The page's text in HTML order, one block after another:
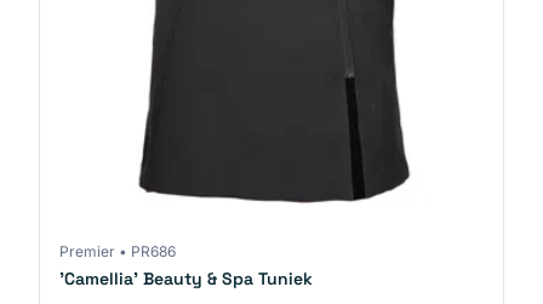
Premier • PR686
'Camellia' Beauty & Spa Tuniek